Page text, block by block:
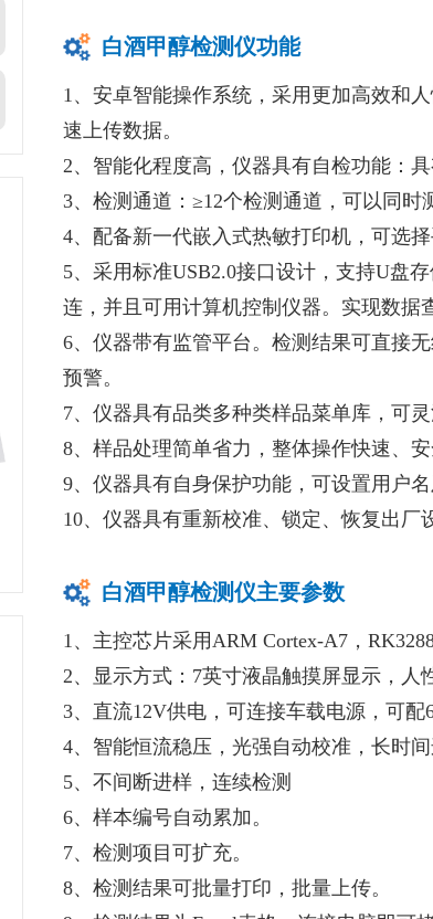
白酒甲醇检测仪功能
1、安卓智能操作系统，采用更加高效和
速上传数据。
2、智能化程度高，仪器具有自检功能：
3、检测通道：≥12个检测通道，可以同时
4、配备新一代嵌入式热敏打印机，可选
5、采用标准USB2.0接口设计，支持U盘
连，并且可用计算机控制仪器。实现数据
6、仪器带有监管平台。检测结果可直接
预警。
7、仪器具有品类多种类样品菜单库，可
8、样品处理简单省力，整体操作快速、安
9、仪器具有自身保护功能，可设置用户
10、仪器具有重新校准、锁定、恢复出厂
白酒甲醇检测仪主要参数
1、主控芯片采用ARM Cortex-A7，
2、显示方式：7英寸液晶触摸屏显示，人
3、直流12V供电，可连接车载电源，可配
4、智能恒流稳压，光强自动校准，长时
5、不间断进样，连续检测
6、样本编号自动累加。
7、检测项目可扩充。
8、检测结果可批量打印，批量上传。